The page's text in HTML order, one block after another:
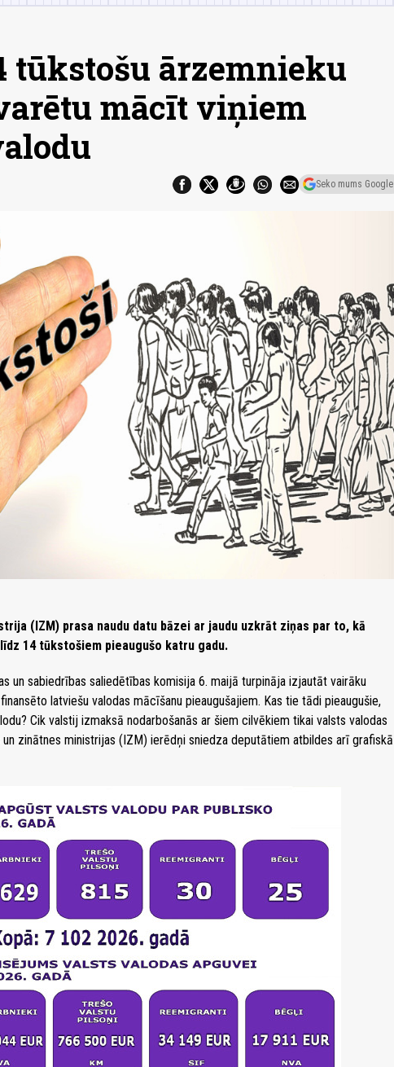
tūkstošu ārzemnieku
mācīt viņiem
Seko mums Google
(IZM) prasa naudu datu bāzei ar jaudu uzkrāt ziņas par to, kā
14 tūkstošiem pieaugušo katru gadu.
un sabiedrības saliedētības komisija 6. maijā turpināja izjautāt vairāku
latviešu valodas mācīšanu pieaugušajiem. Kas tie tādi pieaugušie,
Cik valstij izmaksā nodarbošanās ar šiem cilvēkiem tikai valsts valodas
zinātnes ministrijas (IZM) ierēdņi sniedza deputātiem atbildes arī grafiskā